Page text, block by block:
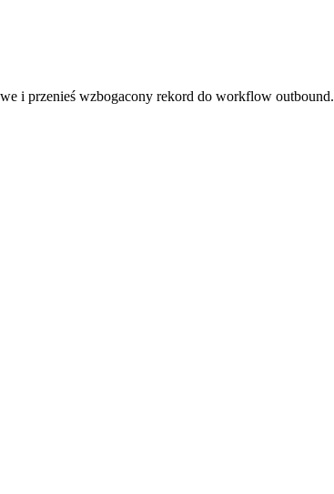
i przenieś wzbogacony rekord do workflow outbound.